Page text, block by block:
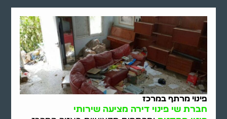
פינוי מרתף במרכז
חברת שי פינוי דירה מציעה שירותי